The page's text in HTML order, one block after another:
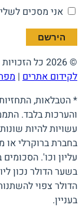
אני מסכים
© 2026 כל הזכויות שמורות
לקידום אתרים |
* הטבלאות,
והערכות בלבד.
עשויות להיות
בחברת ברוקרלי או
עליון וכו'.
בשער הדולר נכון
הדולר צפוי
בעניין.